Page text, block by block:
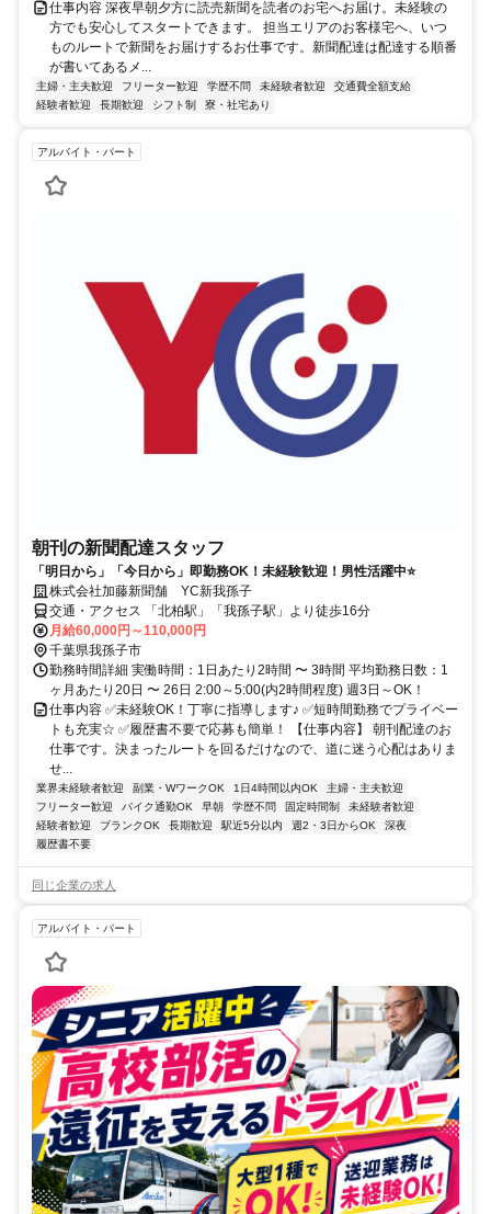
仕事内容 深夜早朝夕方に読売新聞を読者のお宅へお届け。未経験の
方でも安心してスタートできます。 担当エリアのお客様宅へ、いつ
ものルートで新聞をお届けするお仕事です。新聞配達は配達する順番
が書いてあるメ...
主婦・主夫歓迎 フリーター歓迎 学歴不問 未経験者歓迎
交通費全額支給
経験者歓迎
長期歓迎 シフト制 寮・社宅あり
アルバイト・パート
朝刊の新聞配達スタッフ
「明日から」「今日から」即勤務OK！未経験歓迎！男性活躍中⭐
株式会社加藤新聞舗 YC新我孫子
交通・アクセス 「北柏駅」「我孫子駅」より徒歩16分
月給60,000円～110,000円
千葉県我孫子市
勤務時間詳細 実働時間：1日あたり2時間 〜 3時間 平均勤務日数：1
ヶ月あたり20日 〜 26日 2:00～5:00(内2時間程度) 週3日～OK！
仕事内容 ✅未経験OK！丁寧に指導します♪ ✅短時間勤務でプライベー
トも充実☆ ✅履歴書不要で応募も簡単！ 【仕事内容】 朝刊配達のお
仕事です。決まったルートを回るだけなので、道に迷う心配はありま
せ...
業界未経験者歓迎 副業・WワークOK 1日4時間以内OK
主婦・主夫歓迎
フリーター歓迎
バイク通勤OK 早朝 学歴不問 固定時間制
未経験者歓迎
経験者歓迎
ブランクOK 長期歓迎 駅近5分以内 週2・3日からOK
深夜
履歴書不要
同じ企業の求人
アルバイト・パート